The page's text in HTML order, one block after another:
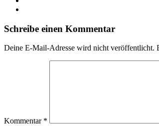
Schreibe einen Kommentar
Deine E-Mail-Adresse wird nicht veröffentlicht.
Kommentar *